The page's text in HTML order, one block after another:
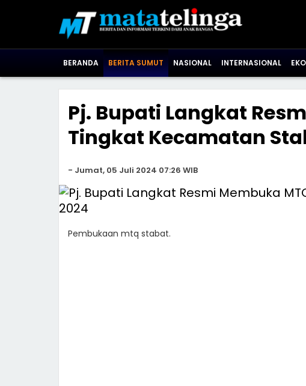
BERANDA BERITA SUMUT NASIONAL INTERNASIONAL
Pj. Bupati Langkat
Tingkat Kecamatan
- Jumat, 05 Juli 2024 07:26 WIB
Pembukaan mtq stabat.